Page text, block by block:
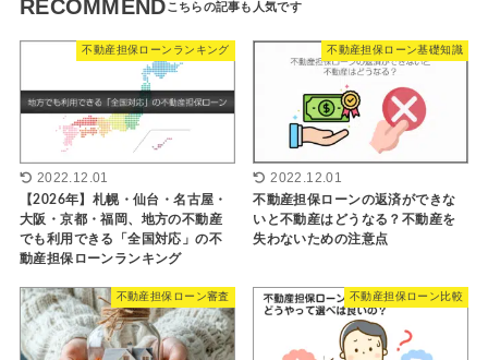
RECOMMEND
不動産担保ローンランキング
2022.12.01
【2026年】札幌・仙台・名古屋・
大阪・京都・福岡、地方の不動産
でも利用できる「全国対応」の不
動産担保ローンランキング
不動産担保ローン基礎知識
2022.12.01
不動産担保ローンの返済ができな
いと不動産はどうなる？不動産を
失わないための注意点
不動産担保ローン審査 不動産担保ローン比較